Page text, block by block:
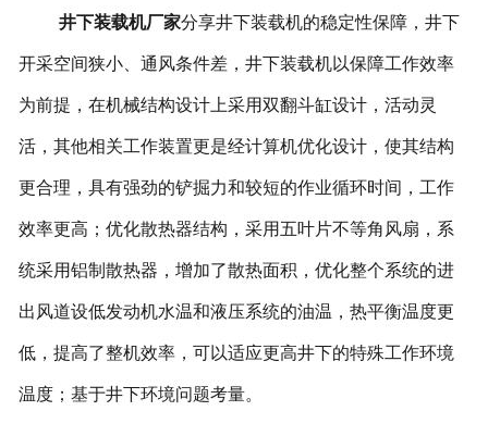
井下装载机厂家分享井下装载机的稳定性保障，井下
开采空间狭小、通风条件差，井下装载机以保障工作效率
为前提，在机械结构设计上采用双翻斗缸设计，活动灵
活，其他相关工作装置更是经计算机优化设计，使其结构
更合理，具有强劲的铲掘力和较短的作业循环时间，工作
效率更高；优化散热器结构，采用五叶片不等角风扇，系
统采用铝制散热器，增加了散热面积，优化整个系统的进
出风道设低发动机水温和液压系统的油温，热平衡温度更
低，提高了整机效率，可以适应更高井下的特殊工作环境
温度；基于井下环境问题考量。